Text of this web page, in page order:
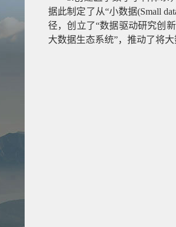
据此制定了从“小数据(Small
径，创立了“数据驱动研究创
大数据生态系统”，推动了将